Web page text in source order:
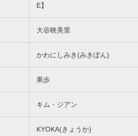
E】
大谷映美里
かわにしみき(みきぽん)
果歩
キム・ジアン
KYOKA(きょうか)